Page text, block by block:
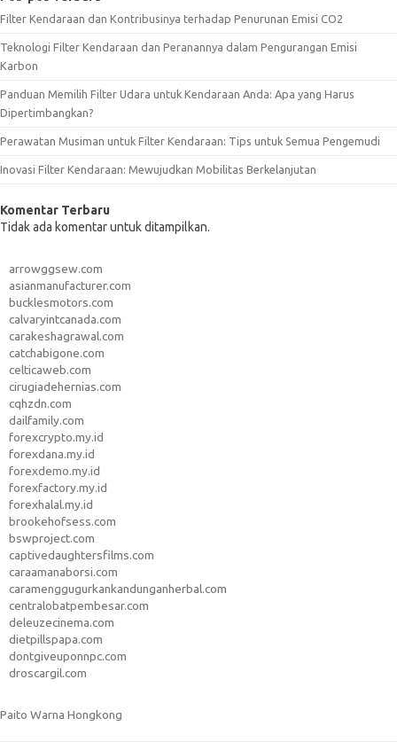
Filter Kendaraan dan Kontribusinya terhadap Penurunan Emisi CO2
Teknologi Filter Kendaraan dan Peranannya dalam Pengurangan Emisi
Karbon
Panduan Memilih Filter Udara untuk Kendaraan Anda: Apa yang Harus
Dipertimbangkan?
Perawatan Musiman untuk Filter Kendaraan: Tips untuk Semua Pengemudi
Inovasi Filter Kendaraan: Mewujudkan Mobilitas Berkelanjutan
Komentar Terbaru
Tidak ada komentar untuk ditampilkan.
arrowggsew.com
asianmanufacturer.com
bucklesmotors.com
calvaryintcanada.com
carakeshagrawal.com
catchabigone.com
celticaweb.com
cirugiadehernias.com
cqhzdn.com
dailfamily.com
forexcrypto.my.id
forexdana.my.id
forexdemo.my.id
forexfactory.my.id
forexhalal.my.id
brookehofsess.com
bswproject.com
captivedaughtersfilms.com
caraamanaborsi.com
caramenggugurkankandunganherbal.com
centralobatpembesar.com
deleuzecinema.com
dietpillspapa.com
dontgiveuponnpc.com
droscargil.com
Paito Warna Hongkong